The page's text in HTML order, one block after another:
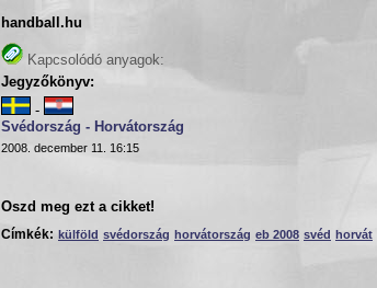
handball.hu
Kapcsolódó anyagok:
Jegyzőkönyv:
-
Svédország - Horvátország
2008. december 11. 16:15
Oszd meg ezt a cikket!
Címkék: külföld svédország horvátország eb 2008 svéd horvát